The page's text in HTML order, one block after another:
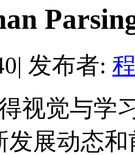
| 发布者:
视觉与学
发展动态